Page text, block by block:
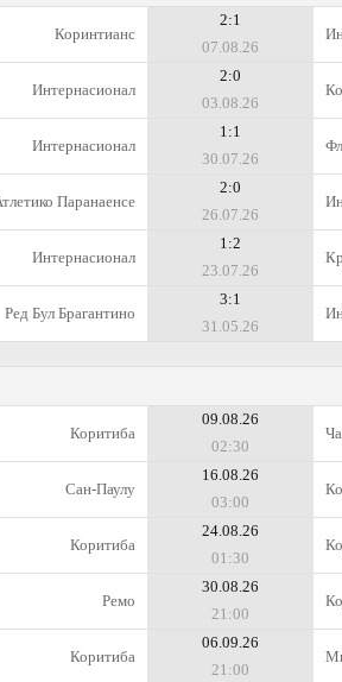
Коринтианс
2:1
07.08.26
Интернасионал
2:0
03.08.26
Интернасионал
1:1
30.07.26
Паранаенсе
2:0
26.07.26
Интернасионал
1:2
23.07.26
Ред Бул Брагантино
3:1
31.05.26
Коритиба
09.08.26
02:30
Сан-Паулу
16.08.26
03:00
Коритиба
24.08.26
01:30
Ремо
30.08.26
21:00
Коритиба
06.09.26
21:00